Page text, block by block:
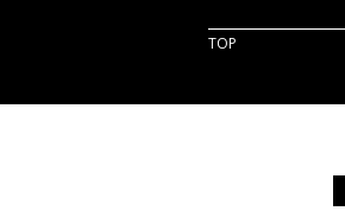
コンテンツへ移動
TOP